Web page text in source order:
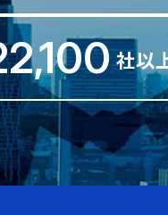
時代の製造基盤強
社以